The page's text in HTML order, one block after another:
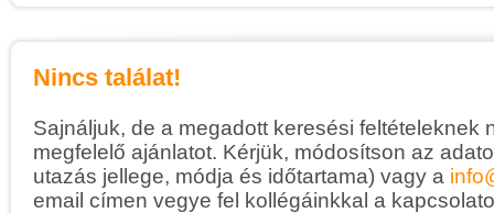
Nincs találat!
Sajnáljuk, de a megadott keresési feltételeknek
megfelelő ajánlatot. Kérjük, módosítson az
utazás jellege, módja és időtartama) vagy a
email címen vegye fel kollégáinkkal a